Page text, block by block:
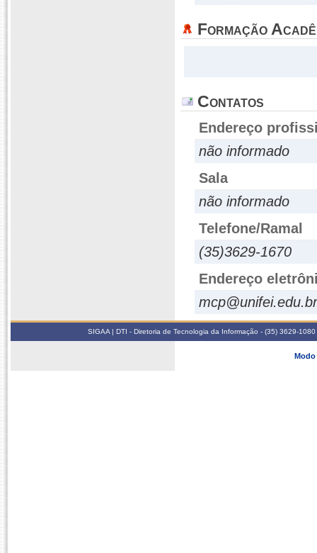
Formação
Contatos
Endereço
não informado
Sala
não informado
Telefone/Ramal
(35)3629-1670
Endereço
mcp@unifei.edu.br
SIGAA | DTI - Diretoria de Tecnologia da Informação - (35) 3629-
Modo